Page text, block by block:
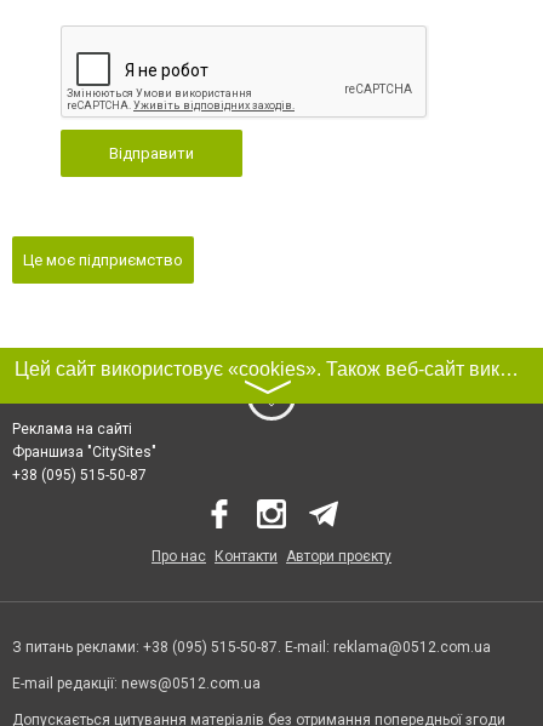
Відправити
Це моє підприємство
Цей сайт використовує «cookies». Також веб-сайт використовує інтернет-сервіс для збору технічних даних стосовно відвідувачів з метою отримання маркетингової та статистичної інформації. Умови обробки даних відвідувачів сайту див.
〉
Реклама на сайті
Франшиза "CitySites"
+38 (095) 515-50-87
Про нас Контакти Автори проєкту
З питань реклами: +38 (095) 515-50-87. E-mail: reklama@0512.com.ua
E-mail редакції: news@0512.com.ua
Допускається цитування матеріалів без отримання попередньої згоди